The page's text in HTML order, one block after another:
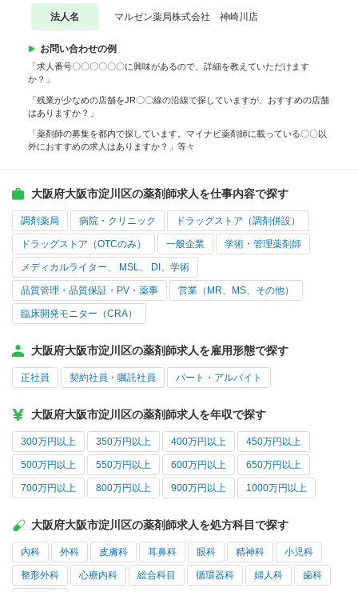
法人名 マルゼン薬局株式会社 神崎川店
お問い合わせの例
「求人番号〇〇〇〇〇〇に興味があるので、詳細を教えていただけます
か？」
「残業が少なめの店舗をJR〇〇線の沿線で探していますが、おすすめの店舗
はありますか？」
「薬剤師の募集を都内で探しています。マイナビ薬剤師に載っている〇〇以
外におすすめの求人はありますか？」等々
大阪府大阪市淀川区の薬剤師求人を仕事内容で探す
調剤薬局 病院・クリニック ドラッグストア（調剤併設）
ドラッグストア（OTCのみ） 一般企業 学術・管理薬剤師
メディカルライター、 MSL、 DI、学術
品質管理・品質保証・PV・薬事 営業（MR、MS、その他）
臨床開発モニター（CRA）
大阪府大阪市淀川区の薬剤師求人を雇用形態で探す
正社員 契約社員・嘱託社員 パート・アルバイト
大阪府大阪市淀川区の薬剤師求人を年収で探す
300万円以上 350万円以上 400万円以上 450万円以上
500万円以上 550万円以上 600万円以上 650万円以上
700万円以上 800万円以上 900万円以上 1000万円以上
大阪府大阪市淀川区の薬剤師求人を処方科目で探す
内科 外科 皮膚科 耳鼻科 眼科 精神科 小児科
整形外科 心療内科 総合科目 循環器科 婦人科 歯科